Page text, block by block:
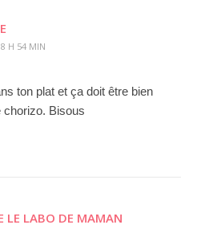
H 54 MIN
ton plat et ça doit être bien
chorizo. Bisous
LE LABO DE MAMAN